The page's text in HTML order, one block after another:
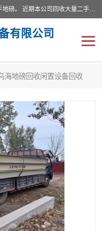
本公司常年出售回收二手地磅，回收出售二手地磅。 近期本公司回收大量二手地磅，型号齐全，宽度从2米到3.5米，长度5米到25米，承重吨位从10到200吨，成色7—9成新。 ? 使用年限6个月至2年，产品来源于个人闲置品，工矿企业停用品，因小换大而来。 精准度和新的一样， 二手地磅是内行人的选择，打个电话就省钱朋友您好等什么
有限公司
海地磅回收闲置设备回收
纸打包机
品烘干机
送机
全自动输送机
品螺旋塔